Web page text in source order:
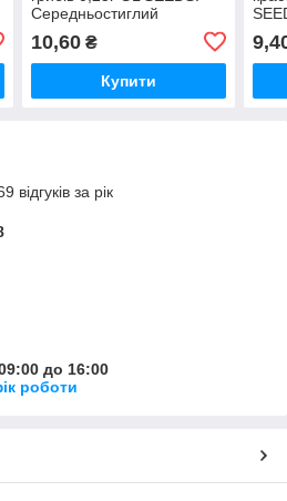
Середньостиглий
10,60₴
Купити
відгуків за рік
до 16:00
роботи